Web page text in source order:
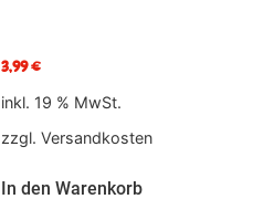
3,99€
inkl. 19 % MwSt.
zzgl. Versandkosten
In den Warenkorb